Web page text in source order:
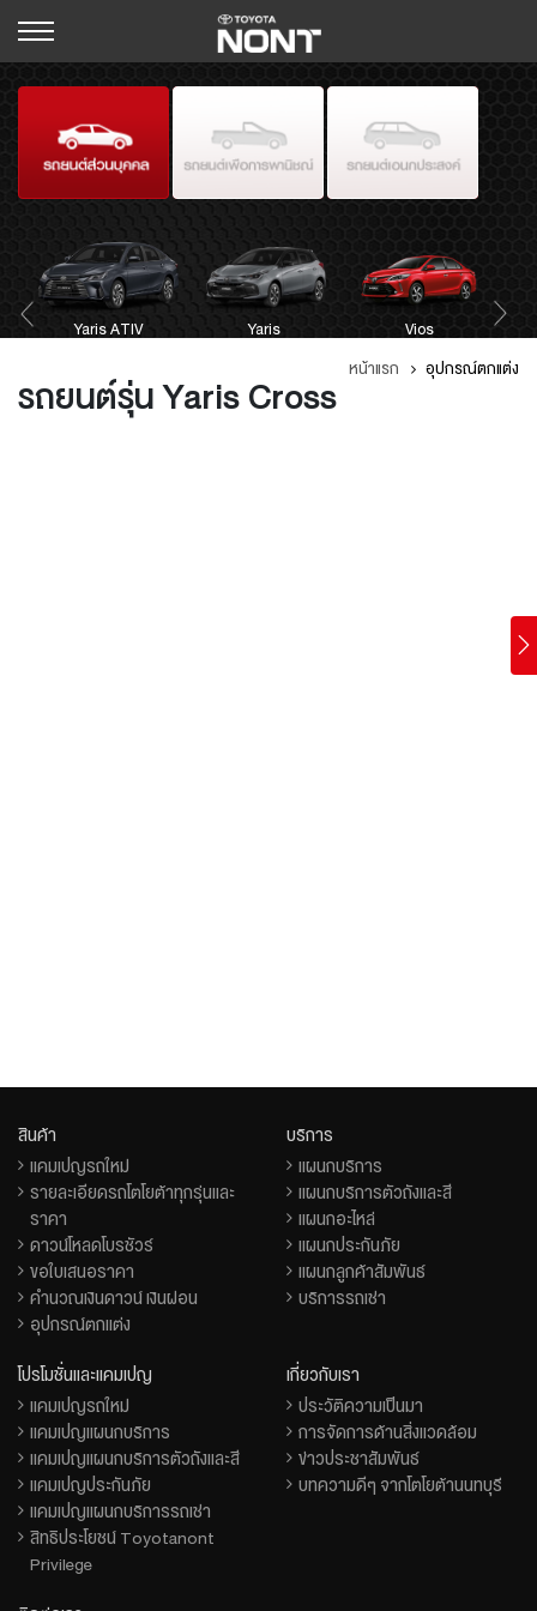
Yaris ATIV Yaris Vios
Hilux Revo Standard
Cab Hilux Revo Smart Cab Hilux Revo Double Cab
Avanza Sienta Innova Crysta
รถยนต์รุ่น Yaris Cross หน้าแรก อุปกรณ์ตกแต่ง
สินค้า
แคมเปญรถใหม่
รายละเอียดรถโตโยต้าทุกรุ่นและ
ราคา
ดาวน์โหลดโบรชัวร์
ขอใบเสนอราคา
คำนวณเงินดาวน์ เงินผ่อน
อุปกรณ์ตกแต่ง
บริการ
แผนกบริการ
แผนกบริการตัวถังและสี
แผนกอะไหล่
แผนกประกันภัย
แผนกลูกค้าสัมพันธ์
บริการรถเช่า
โปรโมชั่นและแคมเปญ
แคมเปญรถใหม่
แคมเปญแผนกบริการ
แคมเปญแผนกบริการตัวถังและสี
แคมเปญประกันภัย
แคมเปญแผนกบริการรถเช่า
สิทธิประโยชน์ Toyotanont
Privilege
เกี่ยวกับเรา
ประวัติความเป็นมา
การจัดการด้านสิ่งแวดล้อม
ข่าวประชาสัมพันธ์
บทความดีๆ จากโตโยต้านนทบุรี